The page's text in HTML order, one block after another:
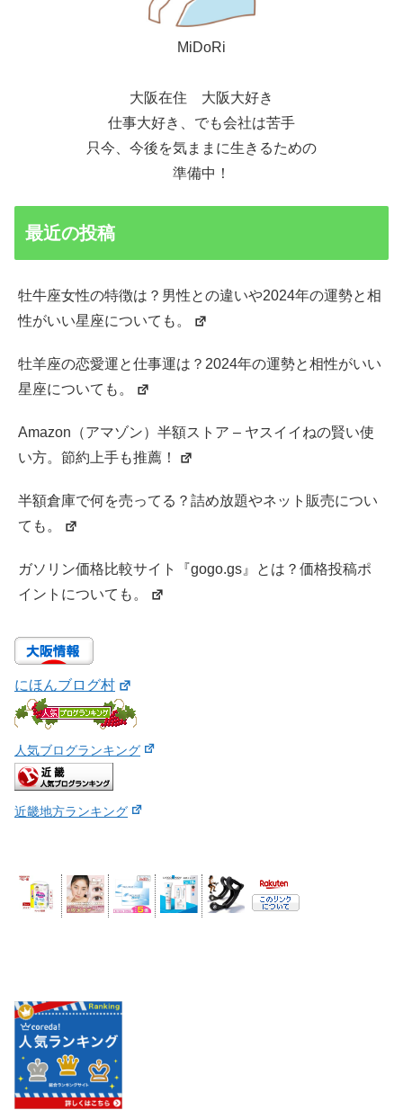
MiDoRi
大阪在住 大阪大好き
仕事大好き、でも会社は苦手
只今、今後を気ままに生きるための
準備中！
最近の投稿
牡牛座女性の特徴は？男性との違いや2024年の運勢と相
性がいい星座についても。
牡羊座の恋愛運と仕事運は？2024年の運勢と相性がいい
星座についても。
Amazon（アマゾン）半額ストア – ヤスイイねの賢い使
い方。節約上手も推薦！
半額倉庫で何を売ってる？詰め放題やネット販売につい
ても。
ガソリン価格比較サイト『gogo.gs』とは？価格投稿ポ
イントについても。
にほんブログ村
人気ブログランキング
近畿地方ランキング